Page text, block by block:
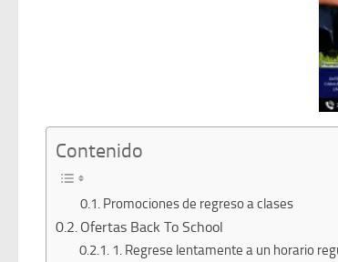
Contenido
Promociones de regreso a clases
Ofertas Back To School
1. Regrese lentamente a un horario